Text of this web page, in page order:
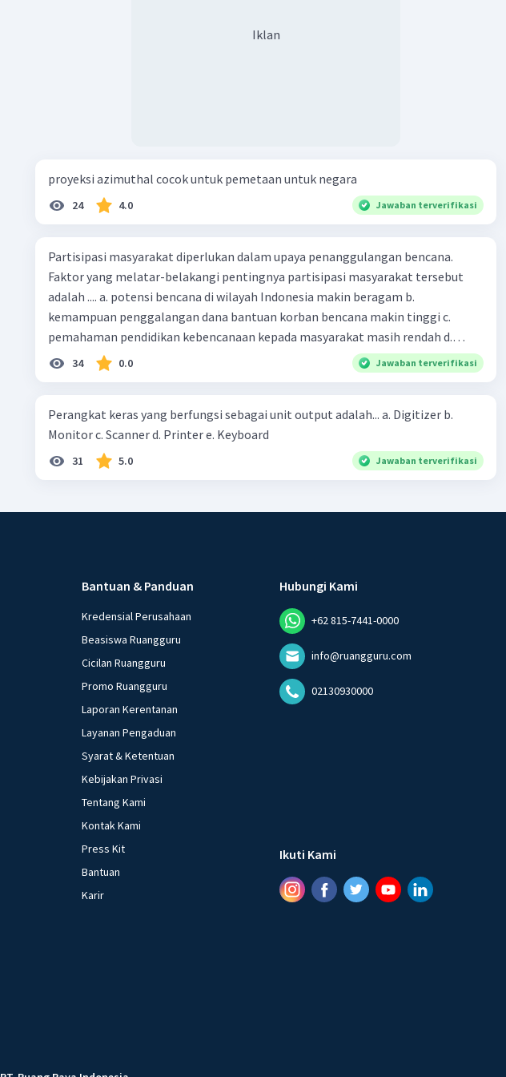
Iklan
proyeksi azimuthal cocok untuk pemetaan untuk negara
24 4.0 Jawaban terverifikasi
Partisipasi masyarakat diperlukan dalam upaya penanggulangan bencana.
Faktor yang melatar-belakangi pentingnya partisipasi masyarakat tersebut
adalah .... a. potensi bencana di wilayah Indonesia makin beragam b.
kemampuan penggalangan dana bantuan korban bencana makin tinggi c.
pemahaman pendidikan kebencanaan kepada masyarakat masih rendah d.
masyarakat merupakan pihak yang langsung berhadapan dengan bencana e.
kepercayaan pemerintah bahwa masyarakat mampu mengatasi bencana
34 0.0 Jawaban terverifikasi
Perangkat keras yang berfungsi sebagai unit output adalah... a. Digitizer b.
Monitor c. Scanner d. Printer e. Keyboard
31 5.0 Jawaban terverifikasi
Bantuan & Panduan
Kredensial Perusahaan
Beasiswa Ruangguru
Cicilan Ruangguru
Promo Ruangguru
Laporan Kerentanan
Layanan Pengaduan
Syarat & Ketentuan
Kebijakan Privasi
Tentang Kami
Kontak Kami
Press Kit
Bantuan
Karir
Hubungi Kami
+62 815-7441-0000
info@ruangguru.com
02130930000
Ikuti Kami